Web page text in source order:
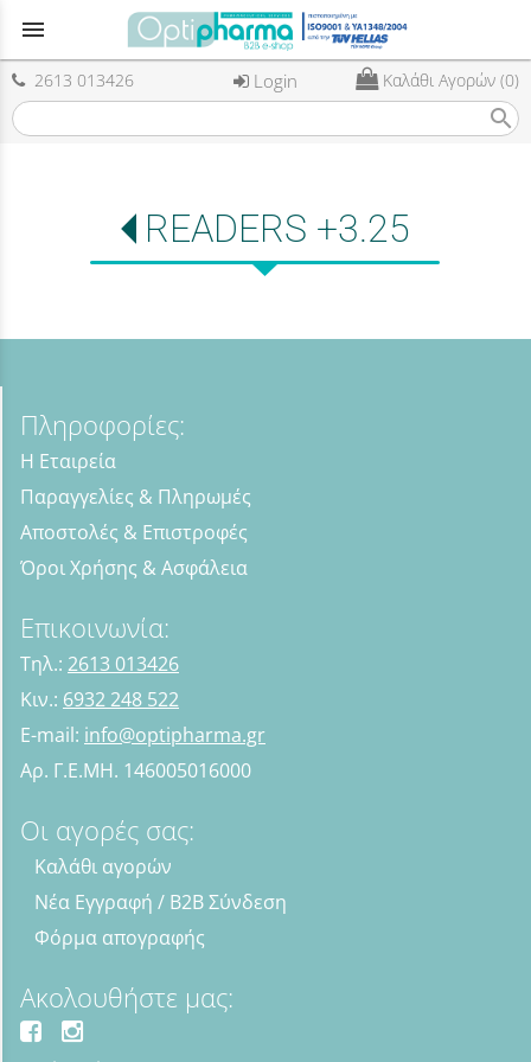
menu
2613 013426 Login Καλάθι Αγορών (0)
search
READERS +3.25
Πληροφορίες:
Η Εταιρεία
Παραγγελίες & Πληρωμές
Αποστολές & Επιστροφές
Όροι Χρήσης & Ασφάλεια
Επικοινωνία:
Τηλ.: 2613 013426
Κιν.: 6932 248 522
E-mail: info@optipharma.gr
Αρ. Γ.Ε.ΜΗ. 146005016000
Οι αγορές σας:
Καλάθι αγορών
Νέα Εγγραφή / B2B Σύνδεση
Φόρμα απογραφής
Ακολουθήστε μας: